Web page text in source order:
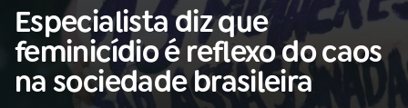
Buscar
na
Rádio
Nacional
Buscar
Especialista diz que
feminicídio é reflexo do caos
na sociedade brasileira